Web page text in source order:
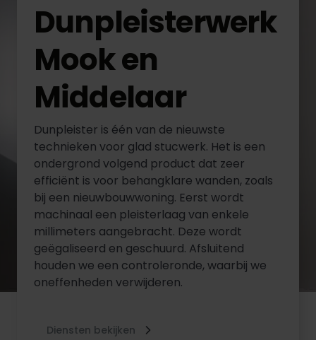
Dunpleisterwerk
Mook en
Middelaar
Dunpleister is één van de nieuwste
technieken voor glad stucwerk. Het is een
ondergrond volgend product dat zeer
efficiënt is voor behangklare wanden, zoals
bij een nieuwbouwwoning. Eerst wordt
machinaal een pleisterlaag van enkele
millimeters aangebracht. Deze wordt
geëgaliseerd en geschuurd. Afsluitend
houden we een controleronde, waarbij we
oneffenheden verwijderen.
Diensten bekijken